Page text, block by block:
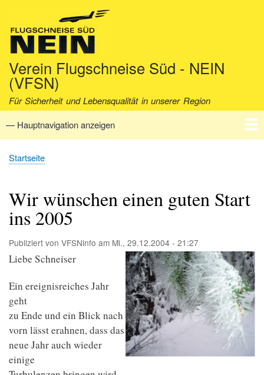
Verein Flugschneise Süd - NEIN
(VFSN)
Für Sicherheit und Lebensqualität in unserer Region
Hauptnavigation
— Hauptnavigation anzeigen
Startseite
Verein
Aktuell
Fakten
Archiv
Kontakt
Pfadnavigation
Startseite
Wir wünschen einen guten Start
ins 2005
Publiziert von VFSNinfo am Mi., 29.12.2004 - 21:27
Liebe Schneiser
Ein ereignisreiches Jahr
geht
zu Ende und ein Blick nach
vorn lässt erahnen, dass das
neue Jahr auch wieder
einige